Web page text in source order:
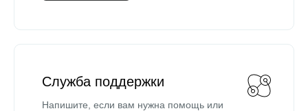
Служба поддержки
Напишите, если вам нужна помощь или